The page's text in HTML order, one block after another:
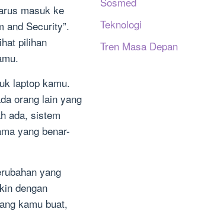
masuk ke
and Security”.
pilihan
laptop kamu.
orang lain yang
ada, sistem
yang benar-
yang
dengan
kamu buat,
Teknologi
Tren Masa Depan